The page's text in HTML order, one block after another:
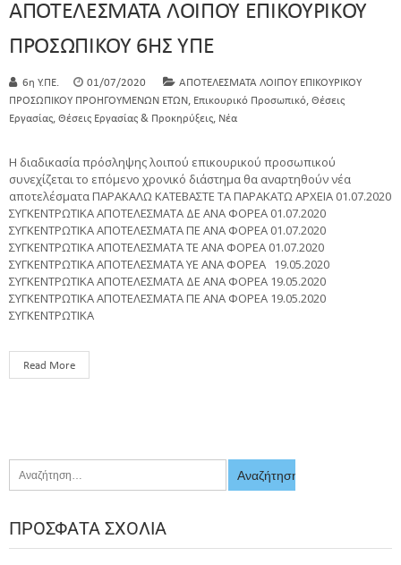
ΑΠΟΤΕΛΕΣΜΑΤΑ ΛΟΙΠΟΥ ΕΠΙΚΟΥΡΙΚΟΥ
ΠΡΟΣΩΠΙΚΟΥ 6ΗΣ ΥΠΕ
6η Υ.ΠΕ. 01/07/2020
ΑΠΟΤΕΛΕΣΜΑΤΑ ΛΟΙΠΟΥ ΕΠΙΚΟΥΡΙΚΟΥ
ΠΡΟΣΩΠΙΚΟΥ ΠΡΟΗΓΟΥΜΕΝΩΝ ΕΤΩΝ, Επικουρικό Προσωπικό, Θέσεις
Εργασίας, Θέσεις Εργασίας & Προκηρύξεις, Νέα
Η διαδικασία πρόσληψης λοιπού επικουρικού προσωπικού
συνεχίζεται το επόμενο χρονικό διάστημα θα αναρτηθούν νέα
αποτελέσματα ΠΑΡΑΚΑΛΩ ΚΑΤΕΒΑΣΤΕ ΤΑ ΠΑΡΑΚΑΤΩ ΑΡΧΕΙΑ 01.07.2020
ΣΥΓΚΕΝΤΡΩΤΙΚΑ ΑΠΟΤΕΛΕΣΜΑΤΑ ΔΕ ΑΝΑ ΦΟΡΕΑ 01.07.2020
ΣΥΓΚΕΝΤΡΩΤΙΚΑ ΑΠΟΤΕΛΕΣΜΑΤΑ ΠΕ ΑΝΑ ΦΟΡΕΑ 01.07.2020
ΣΥΓΚΕΝΤΡΩΤΙΚΑ ΑΠΟΤΕΛΕΣΜΑΤΑ ΤΕ ΑΝΑ ΦΟΡΕΑ 01.07.2020
ΣΥΓΚΕΝΤΡΩΤΙΚΑ ΑΠΟΤΕΛΕΣΜΑΤΑ ΥΕ ΑΝΑ ΦΟΡΕΑ 19.05.2020
ΣΥΓΚΕΝΤΡΩΤΙΚΑ ΑΠΟΤΕΛΕΣΜΑΤΑ ΔΕ ΑΝΑ ΦΟΡΕΑ 19.05.2020
ΣΥΓΚΕΝΤΡΩΤΙΚΑ ΑΠΟΤΕΛΕΣΜΑΤΑ ΠΕ ΑΝΑ ΦΟΡΕΑ 19.05.2020
ΣΥΓΚΕΝΤΡΩΤΙΚΑ
Read More
ΠΡΌΣΦΑΤΑ ΣΧΌΛΙΑ